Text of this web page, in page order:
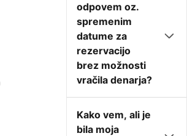
odpovem oz.
spremenim
datume za
rezervacijo
brez možnosti
vračila denarja?
Kako vem, ali je
bila moja